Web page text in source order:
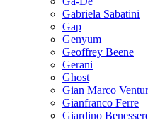
Gabriela Sabatini
Gap
Genyum
Geoffrey Beene
Gerani
Ghost
Gian Marco
Gianfranco Ferre
Giardino